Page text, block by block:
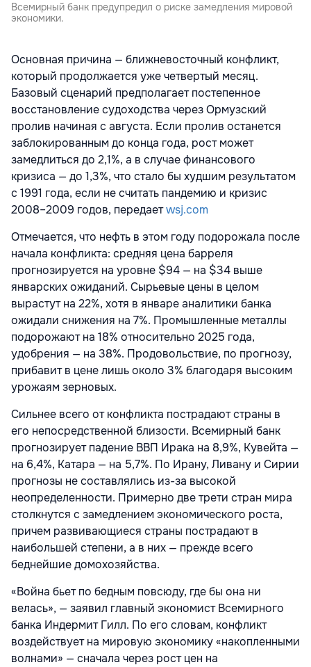
Всемирный банк предупредил о риске замедления мировой
экономики.
Основная причина — ближневосточный конфликт,
который продолжается уже четвертый месяц.
Базовый сценарий предполагает постепенное
восстановление судоходства через Ормузский
пролив начиная с августа. Если пролив останется
заблокированным до конца года, рост может
замедлиться до 2,1%, а в случае финансового
кризиса — до 1,3%, что стало бы худшим результатом
с 1991 года, если не считать пандемию и кризис
2008–2009 годов, передаетwsj.com
Отмечается, что нефть в этом году подорожала после
начала конфликта: средняя цена барреля
прогнозируется на уровне $94 — на $34 выше
январских ожиданий. Сырьевые цены в целом
вырастут на 22%, хотя в январе аналитики банка
ожидали снижения на 7%. Промышленные металлы
подорожают на 18% относительно 2025 года,
удобрения — на 38%. Продовольствие, по прогнозу,
прибавит в цене лишь около 3% благодаря высоким
урожаям зерновых.
Сильнее всего от конфликта пострадают страны в
его непосредственной близости. Всемирный банк
прогнозирует падение ВВП Ирака на 8,9%, Кувейта —
на 6,4%, Катара — на 5,7%. По Ирану, Ливану и Сирии
прогнозы не составлялись из-за высокой
неопределенности. Примерно две трети стран мира
столкнутся с замедлением экономического роста,
причем развивающиеся страны пострадают в
наибольшей степени, а в них — прежде всего
беднейшие домохозяйства.
«Война бьет по бедным повсюду, где бы она ни
велась», — заявил главный экономист Всемирного
банка Индермит Гилл. По его словам, конфликт
воздействует на мировую экономику «накопленными
волнами» — сначала через рост цен на